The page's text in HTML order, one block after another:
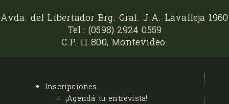
Avda. del Libertador Brg. Gral. J.A. Lavalleja 1960
Tel.: (0598) 2924 0559
C.P. 11.800, Montevideo.
Inscripciones:
¡Agendá tu entrevista!